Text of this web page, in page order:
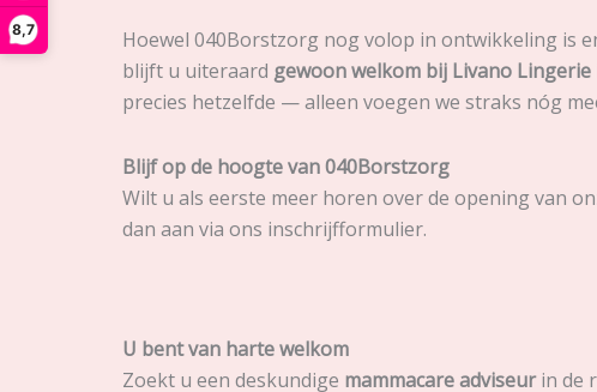
8,7
Hoewel 040Borstzorg nog volop in ontwikkeling is
blijft u uiteraard gewoon welkom bij Livano Lingerie
precies hetzelfde — alleen voegen we straks nóg
Blijf op de hoogte van 040Borstzorg
Wilt u als eerste meer horen over de opening van
dan aan via ons inschrijfformulier.
U bent van harte welkom
Zoekt u een deskundige mammacare adviseurin de